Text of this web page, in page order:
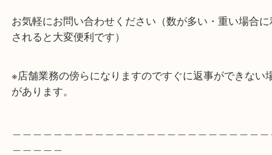
池田のお客様から尚美堂 錫製酒器をお買取りしま
錫の酒器で日本酒を飲む時は、酸味や苦味がまろ
と言われています。